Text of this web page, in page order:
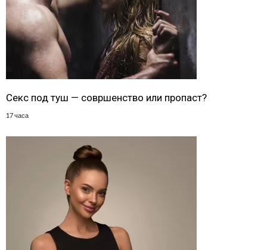
Секс под туш — совршенство или пропаст?
17 часа